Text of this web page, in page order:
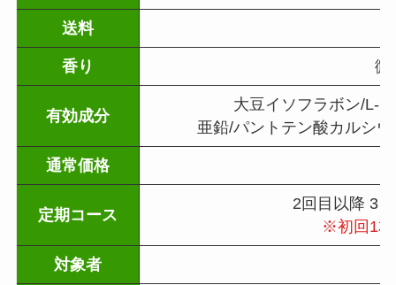
送料
香り 微
有効成分
大豆イソフラボン/L-
亜鉛/パントテン酸カルシ
通常価格
定期コース
2回目以降 3
※初回1本
対象者